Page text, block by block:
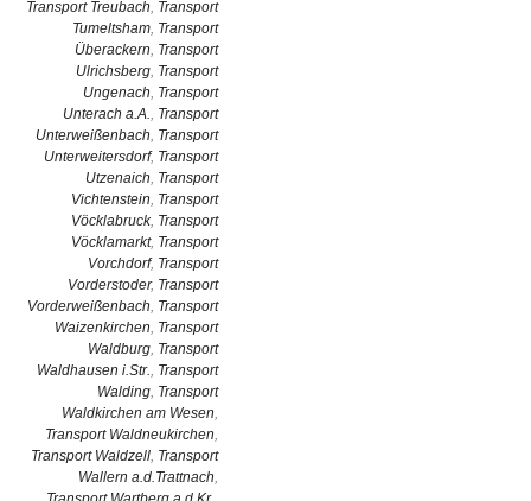
Transport Treubach, Transport
Tumeltsham, Transport
Überackern, Transport
Ulrichsberg, Transport
Ungenach, Transport
Unterach a.A., Transport
Unterweißenbach, Transport
Unterweitersdorf, Transport
Utzenaich, Transport
Vichtenstein, Transport
Vöcklabruck, Transport
Vöcklamarkt, Transport
Vorchdorf, Transport
Vorderstoder, Transport
Vorderweißenbach, Transport
Waizenkirchen, Transport
Waldburg, Transport
Waldhausen i.Str., Transport
Walding, Transport
Waldkirchen am Wesen,
Transport Waldneukirchen,
Transport Waldzell, Transport
Wallern a.d.Trattnach,